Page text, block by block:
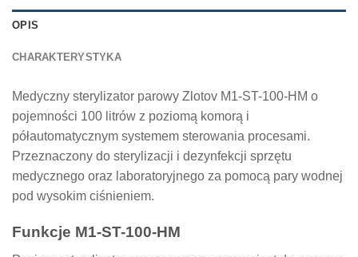
OPIS
CHARAKTERYSTYKA
Medyczny sterylizator parowy Zlotov M1-ST-100-HM o
pojemności 100 litrów z poziomą komorą i
półautomatycznym systemem sterowania procesami.
Przeznaczony do sterylizacji i dezynfekcji sprzętu
medycznego oraz laboratoryjnego za pomocą pary wodnej
pod wysokim ciśnieniem.
Funkcje M1-ST-100-HM